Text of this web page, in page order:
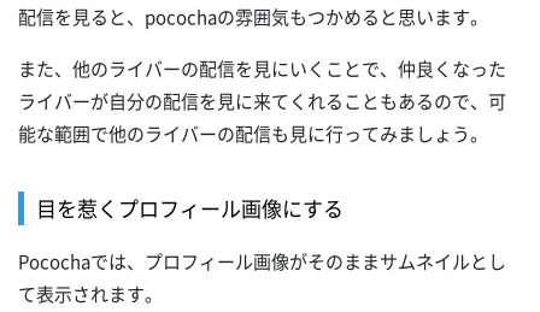
配信を見ると、pocochaの雰囲気もつかめると思います。
また、他のライバーの配信を見にいくことで、仲良くなった
ライバーが自分の配信を見に来てくれることもあるので、可
能な範囲で他のライバーの配信も見に行ってみましょう。
目を惹くプロフィール画像にする
Pocochaでは、プロフィール画像がそのままサムネイルとし
て表示されます。